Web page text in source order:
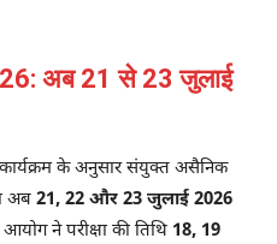
अब 21 से 23 जुलाई
के अनुसार संयुक्त असैनिक
अब 21, 22 और 23 जुलाई 2026
ने परीक्षा की तिथि 18, 19